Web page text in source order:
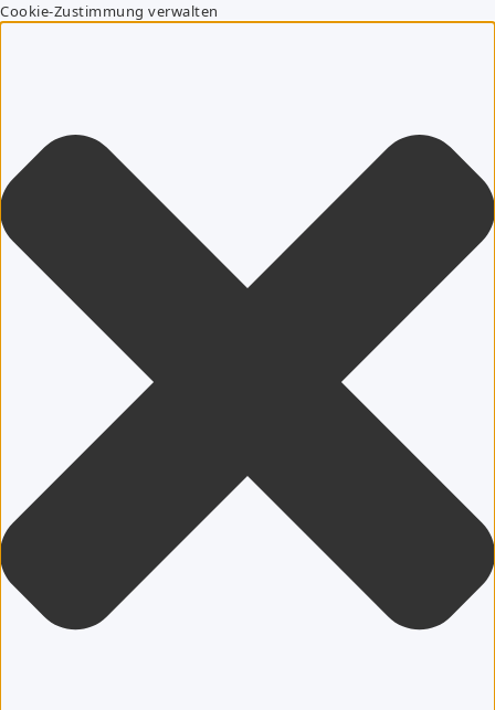
Cookie-Zustimmung verwalten